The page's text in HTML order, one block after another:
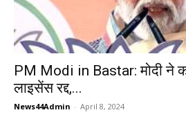
PM Modi in Bastar: मोदी ने
लाइसेंस रद्द,...
News44Admin - April 8, 2024